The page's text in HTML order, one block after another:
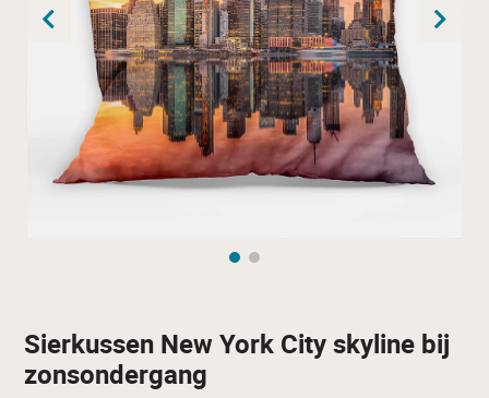
Sierkussen New York City skyline bij
zonsondergang